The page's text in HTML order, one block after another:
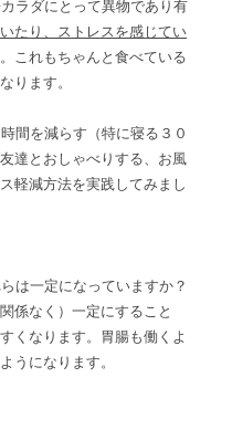
ラダにとって異物であり有
たり、ストレスを感じてい
。これもちゃんと食べている
ります。
間を減らす（特に寝る３０
達とおしゃべりする、お風
軽減方法を実践してみまし
は一定になっていますか？
係なく）一定にすること
くなります。胃腸も働くよ
うになります。